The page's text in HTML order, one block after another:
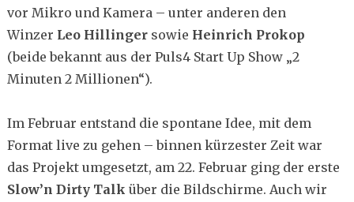
vor Mikro und Kamera – unter anderen den
Winzer Leo Hillingersowie Heinrich Prokop
(beide bekannt aus der Puls4 Start Up Show „2
Minuten 2 Millionen“).
Im Februar entstand die spontane Idee, mit dem
Format live zu gehen – binnen kürzester Zeit war
das Projekt umgesetzt, am 22. Februar ging der erste
Slow’n Dirty Talk über die Bildschirme. Auch wir